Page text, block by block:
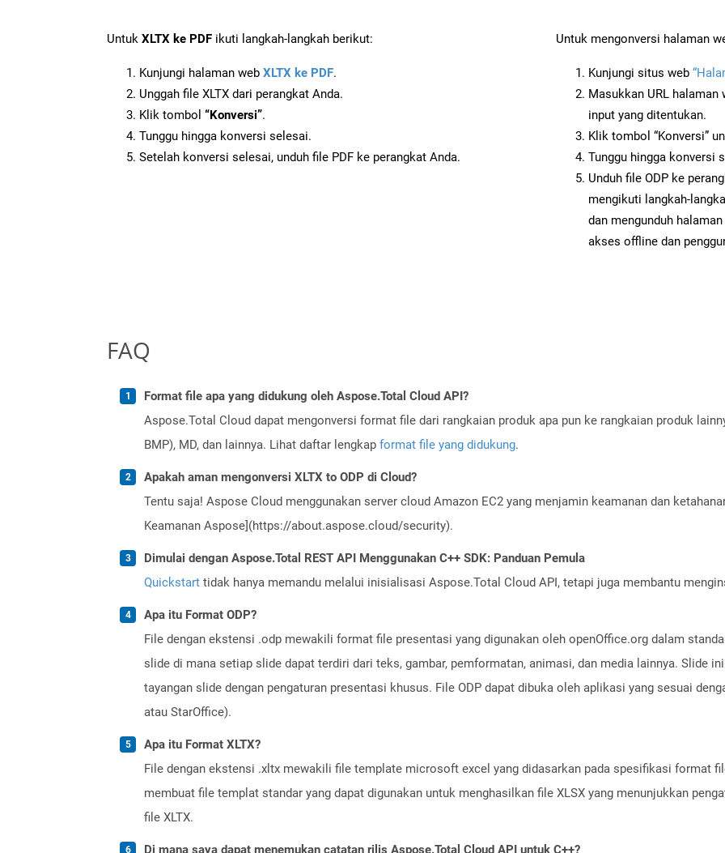
Untuk XLTX ke PDF ikuti langkah-langkah berikut:
Kunjungi halaman web XLTX ke PDF.
Unggah file XLTX dari perangkat Anda.
Klik tombol “Konversi”.
Tunggu hingga konversi selesai.
Setelah konversi selesai, unduh file PDF ke perangkat Anda.
Untuk mengonversi halaman
Kunjungi situs web
Masukkan URL
input yang ditentukan.
Klik tombol “Konversi”
Tunggu hingga konversi
Unduh file ODP ke
mengikuti langkah-
dan mengunduh
akses offline dan
FAQ
Format file apa yang didukung oleh Aspose.Total Cloud API?
Aspose.Total Cloud dapat mengonversi format file dari rangkaian produk apa pun ke rangkaian produk
BMP), MD, dan lainnya. Lihat daftar lengkap format file yang didukung.
Apakah aman mengonversi XLTX to ODP di Cloud?
Tentu saja! Aspose Cloud menggunakan server cloud Amazon EC2 yang menjamin keamanan dan
Keamanan Aspose](https://about.aspose.cloud/security).
Dimulai dengan Aspose.Total REST API Menggunakan C++ SDK: Panduan Pemula
Quickstart tidak hanya memandu melalui inisialisasi Aspose.Total Cloud API, tetapi juga membantu
Apa itu Format ODP?
File dengan ekstensi .odp mewakili format file presentasi yang digunakan oleh openOffice.org dalam
slide di mana setiap slide dapat terdiri dari teks, gambar, pemformatan, animasi, dan media lainnya. Slide
tayangan slide dengan pengaturan presentasi khusus. File ODP dapat dibuka oleh aplikasi yang sesuai
atau StarOffice).
Apa itu Format XLTX?
File dengan ekstensi .xltx mewakili file template microsoft excel yang didasarkan pada spesifikasi format
membuat file templat standar yang dapat digunakan untuk menghasilkan file XLSX yang menunjukkan
file XLTX.
Di mana saya dapat menemukan catatan rilis Aspose.Total Cloud API untuk C++?